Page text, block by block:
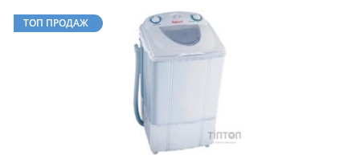
ТОП ПРОДАЖ